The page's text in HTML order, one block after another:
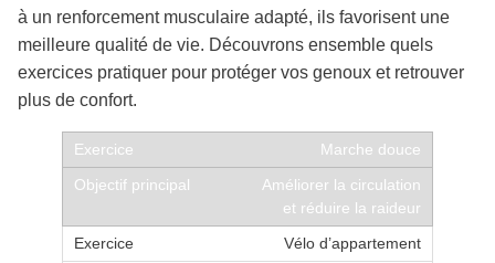
à un renforcement musculaire adapté, ils favorisent une
meilleure qualité de vie. Découvrons ensemble quels
exercices pratiquer pour protéger vos genoux et retrouver
plus de confort.
Marche douce
Améliorer la circulation
et réduire la raideur
Vélo d’appartement